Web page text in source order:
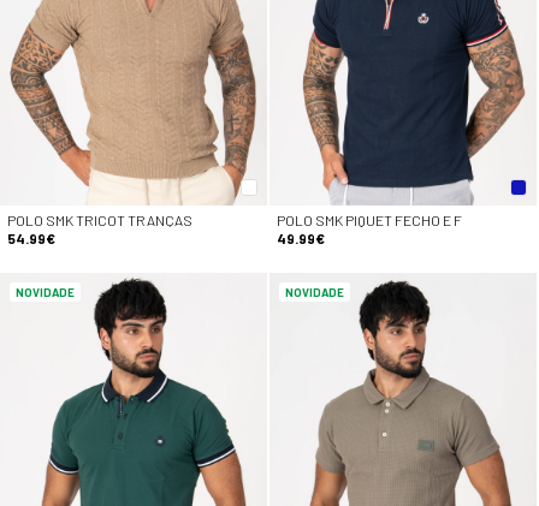
POLO SMK TRICOT TRANÇAS
54.99€
POLO SMK PIQUET FECHO E F
49.99€
NOVIDADE NOVIDADE